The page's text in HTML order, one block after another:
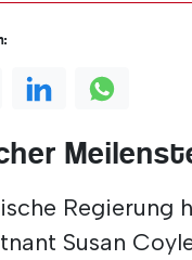
Regierung
Susan